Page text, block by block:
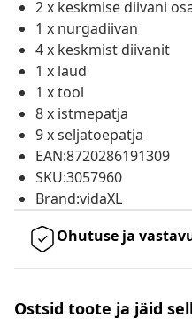
2 x keskmise diivani
1 x nurgadiivan
4 x keskmist diivanit
1 x laud
1 x tool
8 x istmepatja
9 x seljatoepatja
EAN:8720286191309
SKU:3057960
Brand:vidaXL
Ohutuse ja
Ostsid toote ja jäid